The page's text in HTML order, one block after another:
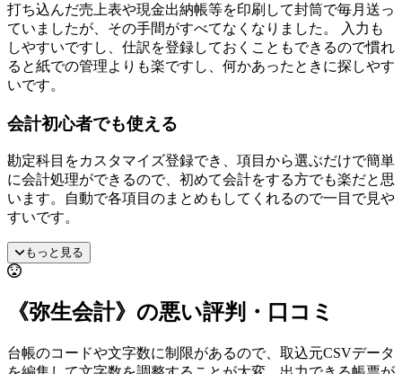
打ち込んだ売上表や現金出納帳等を印刷して封筒で毎月送っ
ていましたが、その手間がすべてなくなりました。 入力も
しやすいですし、仕訳を登録しておくこともできるので慣れ
ると紙での管理よりも楽ですし、何かあったときに探しやす
いです。
会計初心者でも使える
勘定科目をカスタマイズ登録でき、項目から選ぶだけで簡単
に会計処理ができるので、初めて会計をする方でも楽だと思
います。自動で各項目のまとめもしてくれるので一目で見や
すいです。
もっと見る
《弥生会計》の悪い評判・口コミ
台帳のコードや文字数に制限があるので、取込元CSVデータ